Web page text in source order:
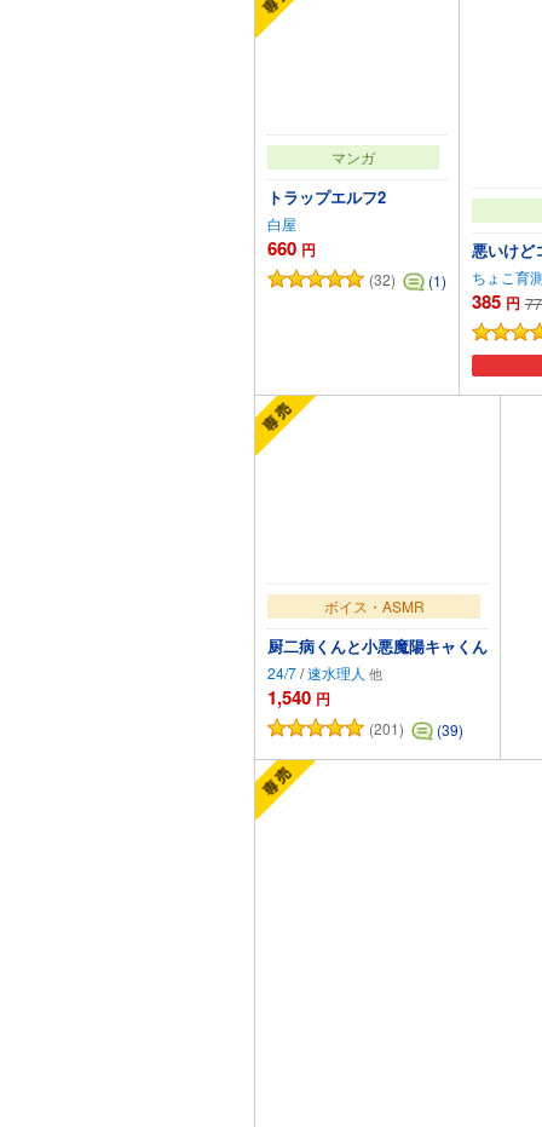
マンガ
トラップエルフ2
白屋
660 円
(32) (1)
悪いけど
ちょこ育
385 円
ボイス・ASMR
厨二病くんと小悪魔陽キャくん
24/7/速水理人
1,540 円
(201) (39)
カートに追加